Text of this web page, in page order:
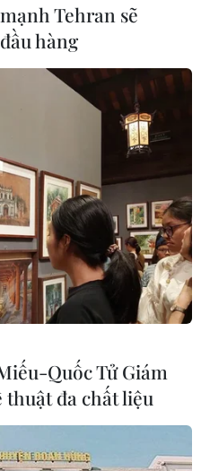
Tehran sẽ
hàng
Quốc Tử Giám
thuật đa chất liệu